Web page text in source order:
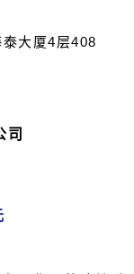
大厦4层408
司